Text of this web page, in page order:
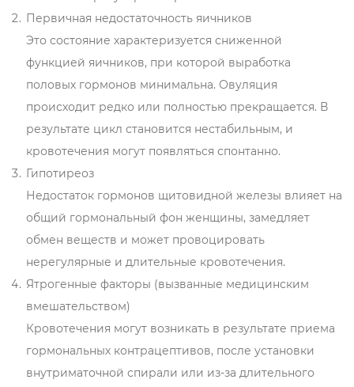
Первичная недостаточность яичников
Это состояние характеризуется сниженной
функцией яичников, при которой выработка
половых гормонов минимальна. Овуляция
происходит редко или полностью прекращается. В
результате цикл становится нестабильным, и
кровотечения могут появляться спонтанно.
Гипотиреоз
Недостаток гормонов щитовидной железы влияет на
общий гормональный фон женщины, замедляет
обмен веществ и может провоцировать
нерегулярные и длительные кровотечения.
Ятрогенные факторы (вызванные медицинским
вмешательством)
Кровотечения могут возникать в результате приема
гормональных контрацептивов, после установки
внутриматочной спирали или из-за длительного